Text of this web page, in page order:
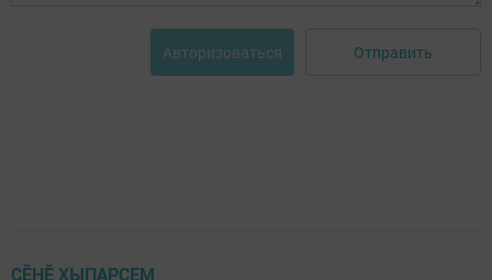
Авторизоваться Отправить
ÇӖНӖ ХЫПАРСЕМ